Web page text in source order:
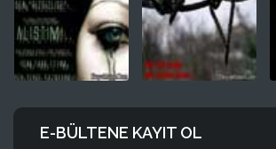
E-BÜLTENE KAYIT OL